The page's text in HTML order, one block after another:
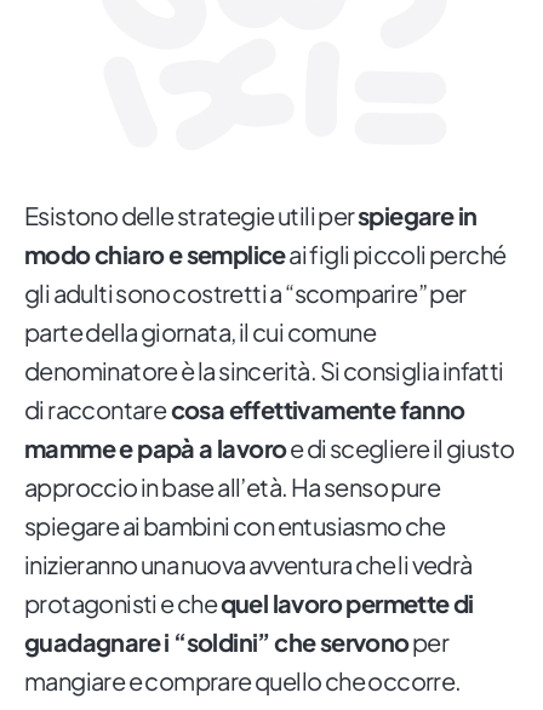
Esistono delle strategie utili perspiegare in
modo chiaro e sempliceai figli piccoli perché
gli adulti sono costretti a “scomparire” per
parte della giornata, il cui comune
denominatore è la sincerità. Si consiglia infatti
di raccontarecosa effettivamente fanno
mamme e papà a lavoroe di scegliere il giusto
approccio in base all’età. Ha senso pure
spiegare ai bambini con entusiasmo che
inizieranno una nuova avventura che li vedrà
protagonisti e chequel lavoro permette di
guadagnare i “soldini” che servonoper
mangiare e comprare quello che occorre.